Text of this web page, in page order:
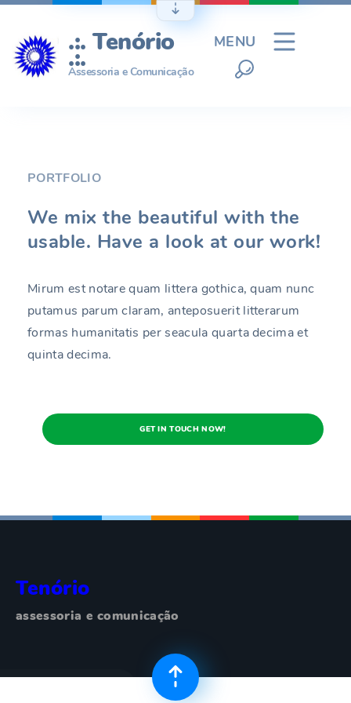
Ir
conteúdo
.:. Tenório
.:.
Assessoria e Comunicação
MENU
PORTFOLIO
We mix the beautiful with the
usable. Have a look at our work!
Mirum est notare quam littera gothica, quam nunc
putamus parum claram, anteposuerit litterarum
formas humanitatis per seacula quarta decima et
quinta decima.
GET IN TOUCH NOW!
Tenório
assessoria e comunicação